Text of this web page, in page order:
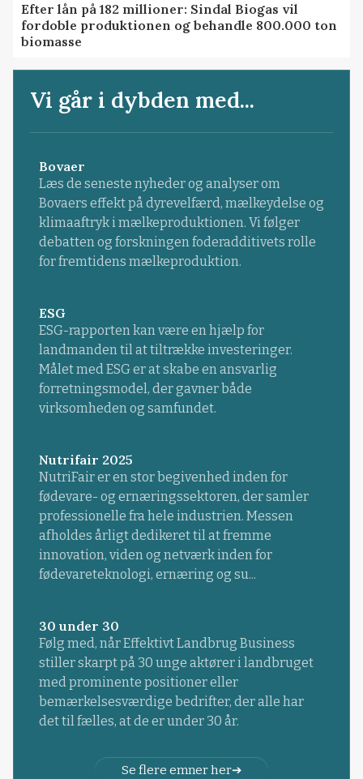
Efter lån på 182 millioner: Sindal Biogas vil
fordoble produktionen og behandle 800.000 ton
biomasse
Vi går i dybden med...
Bovaer
Læs de seneste nyheder og analyser om
Bovaers effekt på dyrevelfærd, mælkeydelse og
klimaaftryk i mælkeproduktionen. Vi følger
debatten og forskningen foderadditivets rolle
for fremtidens mælkeproduktion.
ESG
ESG-rapporten kan være en hjælp for
landmanden til at tiltrække investeringer.
Målet med ESG er at skabe en ansvarlig
forretningsmodel, der gavner både
virksomheden og samfundet.
Nutrifair 2025
NutriFair er en stor begivenhed inden for
fødevare- og ernæringssektoren, der samler
professionelle fra hele industrien. Messen
afholdes årligt dedikeret til at fremme
innovation, viden og netværk inden for
fødevareteknologi, ernæring og su...
30 under 30
Følg med, når Effektivt Landbrug Business
stiller skarpt på 30 unge aktører i landbruget
med prominente positioner eller
bemærkelsesværdige bedrifter, der alle har
det til fælles, at de er under 30 år.
Se flere emner her